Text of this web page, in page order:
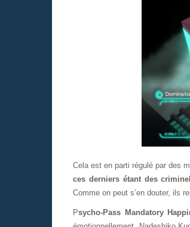
Cela est en parti régulé par des
ces derniers étant des
Comme on peut s’en douter, ils
Psycho-Pass Mandatory